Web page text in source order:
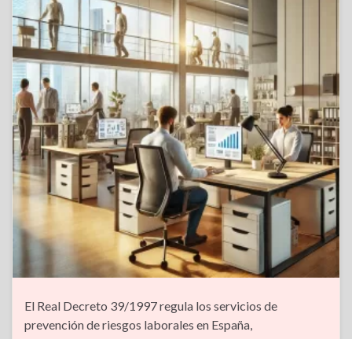
El Real Decreto 39/1997 regula los servicios de
prevención de riesgos laborales en España,